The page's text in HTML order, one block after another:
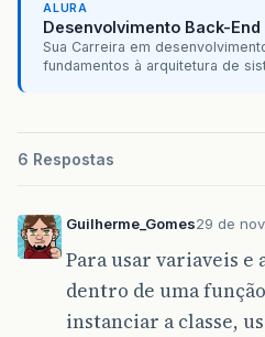
ALURA
Desenvolvimento Back-End
Sua Carreira em
fundamentos à arquitetura de
6 Respostas
Guilherme_Gomes29 de
Para usar variaveis
dentro de uma
instanciar a classe,